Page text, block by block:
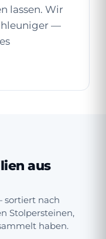
lassen. Wir
—
aus
sortiert nach
Stolper­steinen,
haben.